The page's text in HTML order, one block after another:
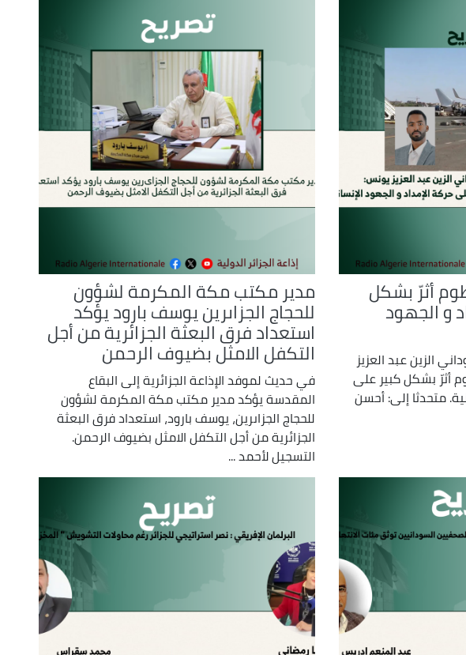
أثرّ بشكل
و الجهود
الزين عبد العزيز
أثرّ بشكل كبير على
متحدثا إلى: أحسن
مدير مكتب مكة المكرمة لشؤون
للحجاج الجزاىرين يوسف بارود يؤكد
استعداد فرق البعثة الجزائرية من أجل
التكفل الامثل بضيوف الرحمن
في حديث لموفد الإذاعة الجزائرية إلى البقاع
المقدسة يؤكد مدير مكتب مكة المكرمة لشؤون
للحجاج الجزاىرين، يوسف بارود، استعداد فرق البعثة
الجزائرية من أجل التكفل الامثل بضيوف الرحمن.
التسجيل لأحمد ...